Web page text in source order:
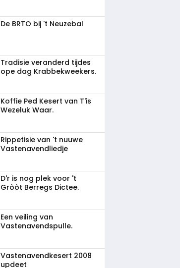
De BRTO bij 't Neuzebal
Tradisie veranderd tijdes
ope dag Krabbekweekers.
Koffie Ped Kesert van T'is
Wezeluk Waar.
Rippetisie van 't nuuwe
Vastenavendliedje
D'r is nog plek voor 't
Gròòt Berregs Dictee.
Een veiling van
Vastenavendspulle.
Vastenavendkesert 2008
updeet